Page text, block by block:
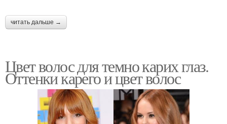
читать дальше →
Цвет волос для темно карих глаз.
Оттенки карего и цвет волос